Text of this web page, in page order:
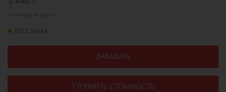
ПОД ЗАКАЗ
ЗАКАЗАТЬ
УТОЧНИТЬ СТОИМОСТЬ